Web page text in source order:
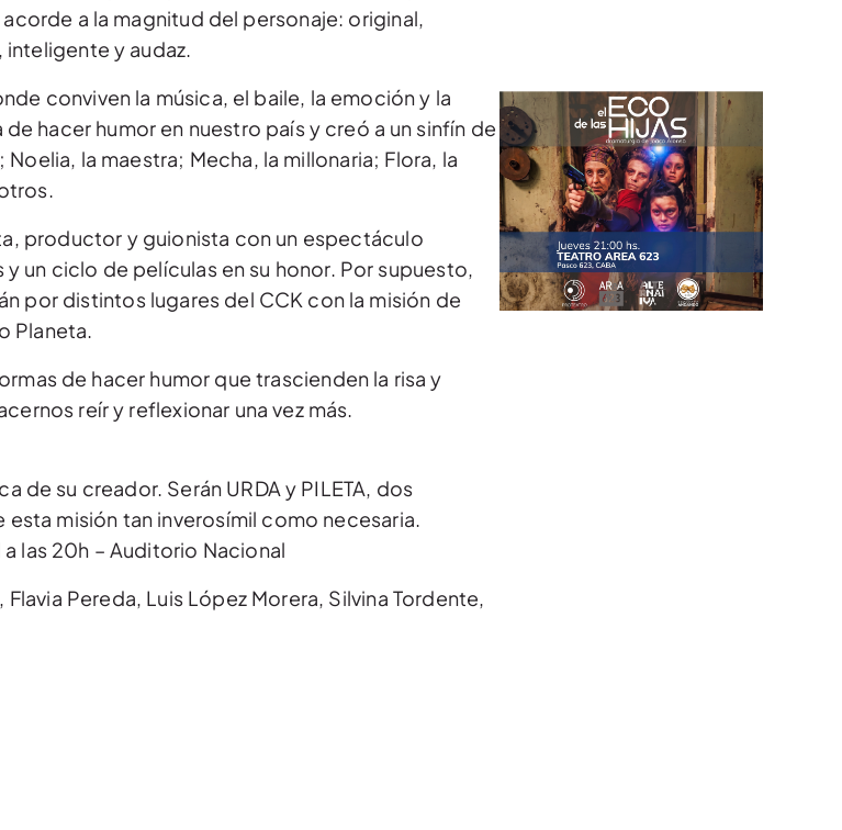
a la magnitud del personaje: original,
y audaz.
conviven la música, el baile, la emoción y la
hacer humor en nuestro país y creó a un sinfín de
la maestra; Mecha, la millonaria; Flora, la
productor y guionista con un espectáculo
un ciclo de películas en su honor. Por supuesto,
por distintos lugares del CCK con la misión de
Planeta.
de hacer humor que trascienden la risa y
reír y reflexionar una vez más.
de su creador. Serán URDA y PILETA, dos
misión tan inverosímil como necesaria.
las 20h – Auditorio Nacional
Flavia Pereda, Luis López Morera, Silvina Tordente,